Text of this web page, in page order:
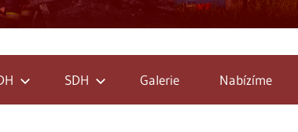
SDH Galerie Nabízíme